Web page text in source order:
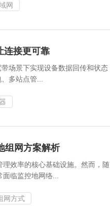
网
连接更可靠
场景下实现设备数据回传和状态
多站点管...
组网方案解析
效率的核心基础设施。然而，随
临监控地网络...
网方式